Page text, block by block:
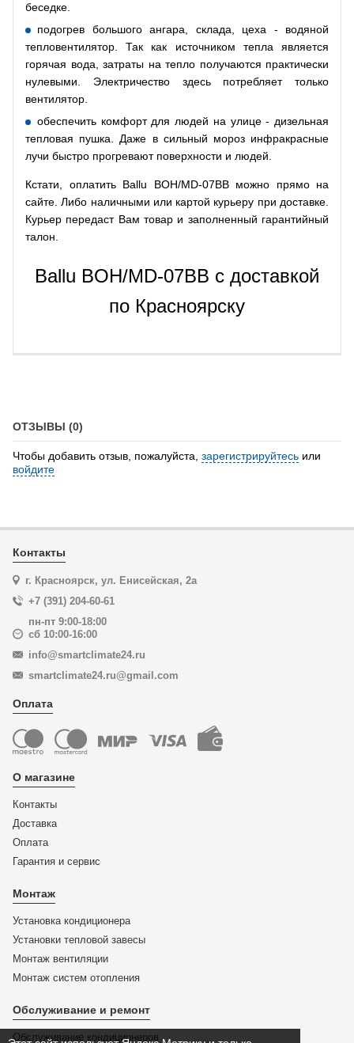
беседке.
подогрев большого ангара, склада, цеха - водяной
тепловентилятор. Так как источником тепла является
горячая вода, затраты на тепло получаются практически
нулевыми. Электричество здесь потребляет только
вентилятор.
обеспечить комфорт для людей на улице - дизельная
тепловая пушка. Даже в сильный мороз инфракрасные
лучи быстро прогревают поверхности и людей.
Кстати, оплатить Ballu BOH/MD-07BB можно прямо на
сайте. Либо наличными или картой курьеру при доставке.
Курьер передаст Вам товар и заполненный гарантийный
талон.
Ballu BOH/MD-07BB с доставкой
по Красноярску
ОТЗЫВЫ (0)
Чтобы добавить отзыв, пожалуйста, зарегистрируйтесь или
войдите
Контакты
г. Красноярск, ул. Енисейская, 2а
+7 (391) 204-60-61
пн-пт 9:00-18:00
сб 10:00-16:00
info@smartclimate24.ru
smartclimate24.ru@gmail.com
Оплата
О магазине
Контакты
Доставка
Оплата
Гарантия и сервис
Монтаж
Установка кондиционера
Установки тепловой завесы
Монтаж вентиляции
Монтаж систем отопления
Обслуживание и ремонт
Обслуживание кондиционеров